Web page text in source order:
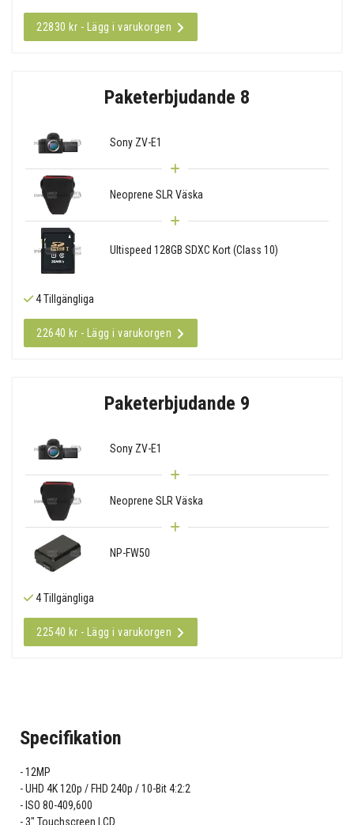
22830 kr - Lägg i varukorgen
Paketerbjudande 8
Sony ZV-E1
Neoprene SLR Väska
Ultispeed 128GB SDXC Kort (Class 10)
4 Tillgängliga
22640 kr - Lägg i varukorgen
Paketerbjudande 9
Sony ZV-E1
Neoprene SLR Väska
NP-FW50
4 Tillgängliga
22540 kr - Lägg i varukorgen
Specifikation
12MP
UHD 4K 120p / FHD 240p / 10-Bit 4:2:2
ISO 80-409,600
3" Touchscreen LCD